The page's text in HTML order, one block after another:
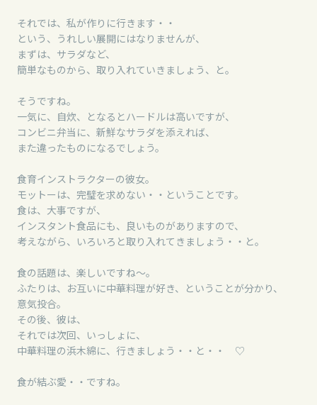
それでは、私が作りに行きます・・
という、うれしい展開にはなりませんが、
まずは、サラダなど、
簡単なものから、取り入れていきましょう、と。
そうですね。
一気に、自炊、となるとハードルは高いですが、
コンビニ弁当に、新鮮なサラダを添えれば、
また違ったものになるでしょう。
食育インストラクターの彼女。
モットーは、完璧を求めない・・ということです。
食は、大事ですが、
インスタント食品にも、良いものがありますので、
考えながら、いろいろと取り入れてきましょう・・と。
食の話題は、楽しいですね～。
ふたりは、お互いに中華料理が好き、ということが分かり、
意気投合。
その後、彼は、
それでは次回、いっしょに、
中華料理の浜木綿に、行きましょう・・と・・ ♡
食が結ぶ愛・・ですね。